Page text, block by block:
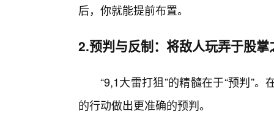
后，你就能提前布置。
2.预判与反制：将敌人玩弄于股掌
“9,1大雷打狙”的精髓在于“预判”
的行动做出更准确的预判。